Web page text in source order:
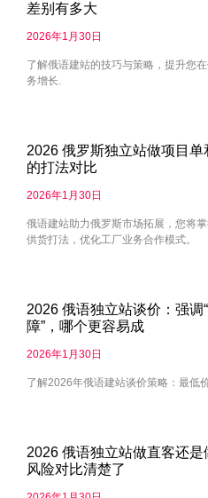
差别有多大
2026年1月30日
了解俄语建站的技巧与策略，提升您
务增长.
2026 俄罗斯独立站做项目
的打法对比
2026年1月30日
俄语建站助力俄罗斯市场拓展，您将
供货打法，优化工厂业务合作模式。
2026 俄语独立站谈价：强调
障”，哪个更容易成
2026年1月30日
了解2026年俄语建站谈价策略：最低
2026 俄语独立站做直客还
风险对比清楚了